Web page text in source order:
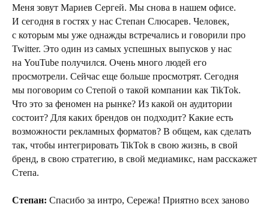
Меня зовут Мариев Сергей. Мы снова в нашем офисе.
И сегодня в гостях у нас Степан Слюсарев. Человек,
с которым мы уже однажды встречались и говорили про
Twitter. Это один из самых успешных выпусков у нас
на YouTube получился. Очень много людей его
просмотрели. Сейчас еще больше просмотрят. Сегодня
мы поговорим со Степой о такой компании как TikTok.
Что это за феномен на рынке? Из какой он аудитории
состоит? Для каких брендов он подходит? Какие есть
возможности рекламных форматов? В общем, как сделать
так, чтобы интегрировать TikTok в свою жизнь, в свой
бренд, в свою стратегию, в свой медиамикс, нам расскажет
Степа.
Степан: Спасибо за интро, Сережа! Приятно всех заново